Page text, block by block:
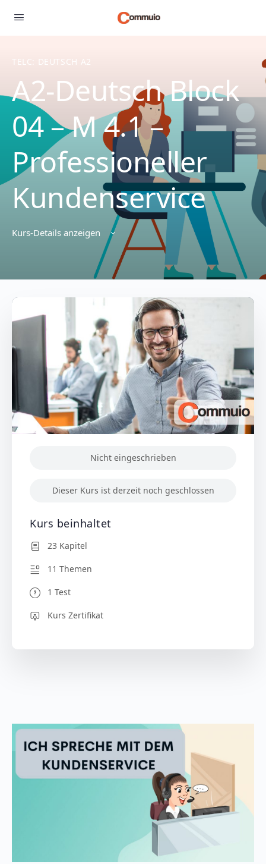
TELC: DEUTSCH A2
A2-Deutsch Block
04 – M 4.1 –
Professioneller
Kundenservice
Kurs-Details anzeigen
Nicht eingeschrieben
Dieser Kurs ist derzeit noch geschlossen
Kurs beinhaltet
23 Kapitel
11 Themen
1 Test
Kurs Zertifikat